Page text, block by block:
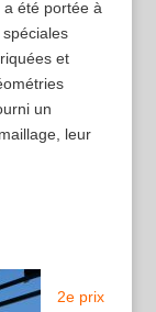
été portée à
et
un
leur
2e prix